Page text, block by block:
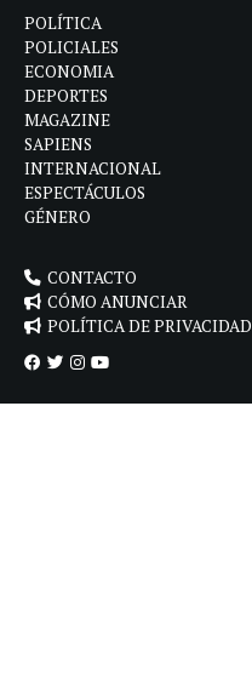
POLÍTICA
POLICIALES
ECONOMIA
DEPORTES
MAGAZINE
SAPIENS
INTERNACIONAL
ESPECTÁCULOS
GÉNERO
CONTACTO
CÓMO ANUNCIAR
POLÍTICA DE PRIVACIDAD